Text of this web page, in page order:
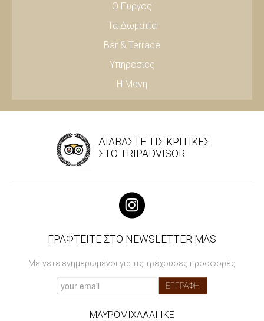
Ο Πυργος
Τα Δωματια
Bar & Terrace
Υπηρεσιες
Η Μανη
ΔΙΑΒΑΣΤΕ ΤΙΣ ΚΡΙΤΙΚΕΣ
ΣΤΟ TRIPADVISOR
ΓΡΑΦΤΕΙΤΕ ΣΤΟ NEWSLETTER MAS
Μείνετε ενημερωμένοι για τις τρέχουσες προσφορές
ΕΓΓΡΑΦΗ
ΜΑΥΡΟΜΙΧΑΛΑΙ ΙΚΕ